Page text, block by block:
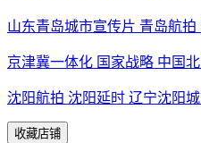
山东青岛城市宣传片 青岛航拍
京津冀一体化 国家战略 中国
沈阳航拍 沈阳延时 辽宁沈阳
收藏店铺